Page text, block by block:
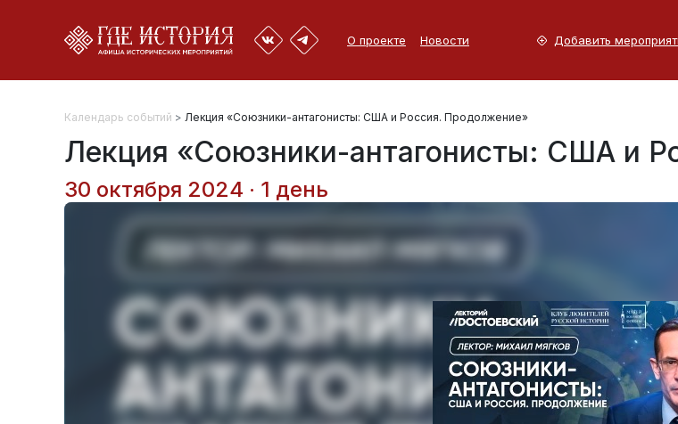
О проекте Новости Добавить
Календарь событий > Лекция «Союзники-антагонисты: США и Россия. Продолжение»
Лекция «Союзники-антагонисты: США и
30 октября 2024 · 1 день